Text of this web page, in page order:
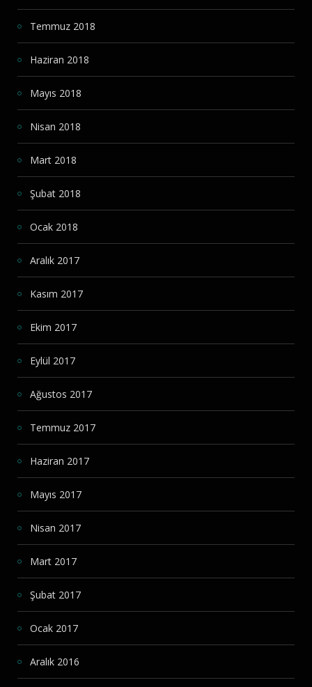
Temmuz 2018
Haziran 2018
Mayıs 2018
Nisan 2018
Mart 2018
Şubat 2018
Ocak 2018
Aralık 2017
Kasım 2017
Ekim 2017
Eylül 2017
Ağustos 2017
Temmuz 2017
Haziran 2017
Mayıs 2017
Nisan 2017
Mart 2017
Şubat 2017
Ocak 2017
Aralık 2016